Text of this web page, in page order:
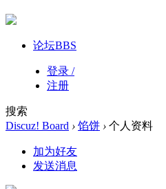
论坛BBS
登录 /
注册
搜索
Discuz! Board › 馅饼 › 个人资料
加为好友
发送消息